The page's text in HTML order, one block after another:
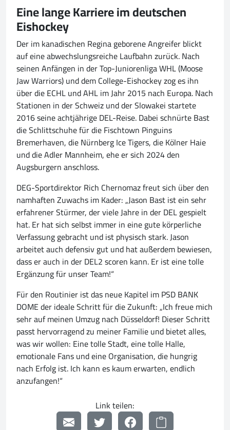
Eine lange Karriere im deutschen
Eishockey
Der im kanadischen Regina geborene Angreifer blickt
auf eine abwechslungsreiche Laufbahn zurück. Nach
seinen Anfängen in der Top-Juniorenliga WHL (Moose
Jaw Warriors) und dem College-Eishockey zog es ihn
über die ECHL und AHL im Jahr 2015 nach Europa. Nach
Stationen in der Schweiz und der Slowakei startete
2016 seine achtjährige DEL-Reise. Dabei schnürte Bast
die Schlittschuhe für die Fischtown Pinguins
Bremerhaven, die Nürnberg Ice Tigers, die Kölner Haie
und die Adler Mannheim, ehe er sich 2024 den
Augsburgern anschloss.
DEG-Sportdirektor Rich Chernomaz freut sich über den
namhaften Zuwachs im Kader: „Jason Bast ist ein sehr
erfahrener Stürmer, der viele Jahre in der DEL gespielt
hat. Er hat sich selbst immer in eine gute körperliche
Verfassung gebracht und ist physisch stark. Jason
arbeitet auch defensiv gut und hat außerdem bewiesen,
dass er auch in der DEL2 scoren kann. Er ist eine tolle
Ergänzung für unser Team!“
Für den Routinier ist das neue Kapitel im PSD BANK
DOME der ideale Schritt für die Zukunft: „Ich freue mich
sehr auf meinen Umzug nach Düsseldorf! Dieser Schritt
passt hervorragend zu meiner Familie und bietet alles,
was wir wollen: Eine tolle Stadt, eine tolle Halle,
emotionale Fans und eine Organisation, die hungrig
nach Erfolg ist. Ich kann es kaum erwarten, endlich
anzufangen!“
Link teilen: